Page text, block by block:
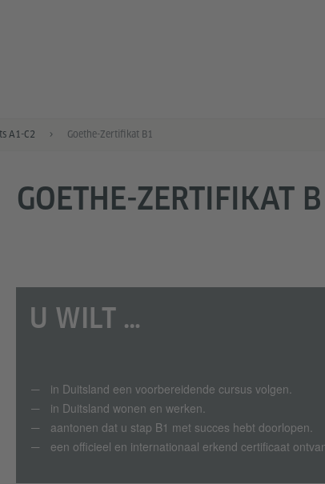
A1-C2 Goethe-Zertifikat B1
GOETHE-ZERTIFIKAT
U WILT …
in Duitsland een voorbereidende cursus volgen.
in Duitsland wonen en werken.
aantonen dat u stap B1 met succes hebt doorlopen.
een officieel en internationaal erkend certificaat